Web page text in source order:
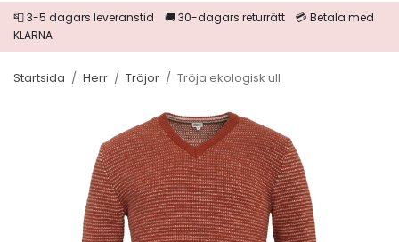
📮 3-5 dagars leveranstid 🚚 30-dagars returrätt 💳 Betala med
KLARNA
Startsida / Herr / Tröjor / Tröja ekologisk ull